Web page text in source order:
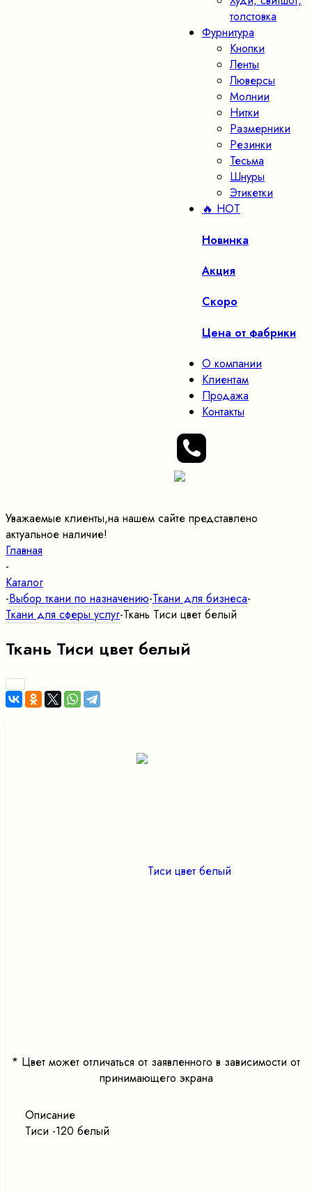
толстовка
Фурнитура
Кнопки
Ленты
Люверсы
Молнии
Нитки
Размерники
Резинки
Тесьма
Шнуры
Этикетки
🔥 HOT
Новинка
Акция
Скоро
Цена от фабрики
О компании
Клиентам
Продажа
Контакты
Уважаемые клиенты,на нашем сайте представлено
актуальное наличие!
Главная
-
Каталог
-Выбор ткани по назначению-Ткани для бизнеса-
Ткани для сферы услуг-Ткань Тиси цвет белый
Ткань Тиси цвет белый
* Цвет может отличаться от заявленного в зависимости от
принимающего экрана
Описание
Тиси -120 белый